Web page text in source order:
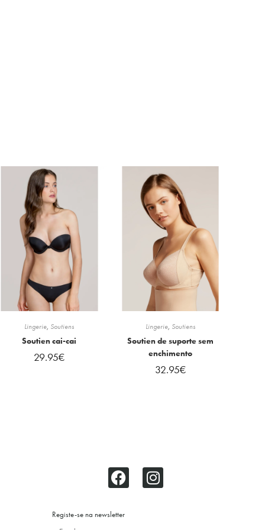
Lingerie, Soutiens
Soutien cai-cai
29.95€
Lingerie, Soutiens
Soutien de suporte sem
enchimento
32.95€
Registe-se na newsletter